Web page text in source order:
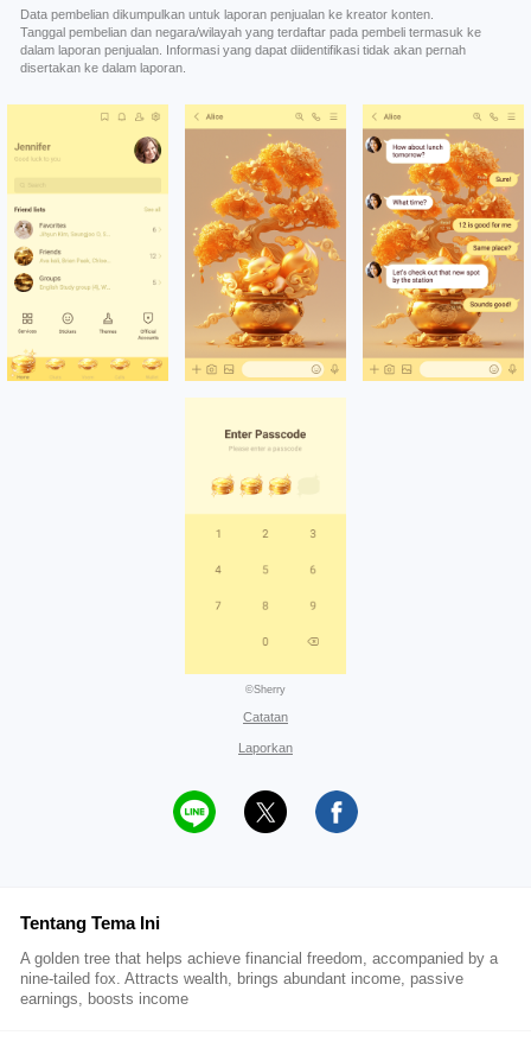
Data pembelian dikumpulkan untuk laporan penjualan ke kreator konten.
Tanggal pembelian dan negara/wilayah yang terdaftar pada pembeli termasuk ke
dalam laporan penjualan. Informasi yang dapat diidentifikasi tidak akan pernah
disertakan ke dalam laporan.
©Sherry
Catatan
Laporkan
Tentang Tema Ini
A golden tree that helps achieve financial freedom, accompanied by a
nine-tailed fox. Attracts wealth, brings abundant income, passive
earnings, boosts income